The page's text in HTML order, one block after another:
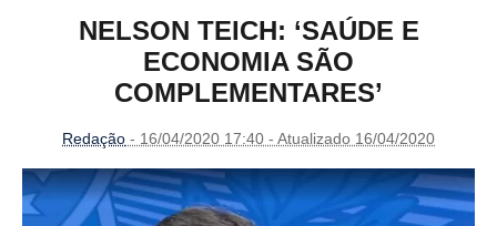
NELSON TEICH: ‘SAÚDE E
ECONOMIA SÃO
COMPLEMENTARES’
Redação - 16/04/2020 17:40 - Atualizado 16/04/2020